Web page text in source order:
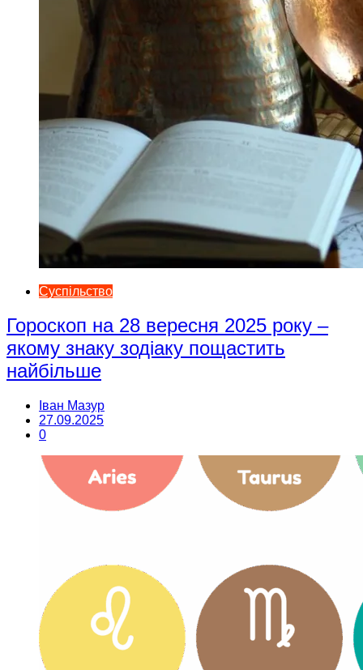
Суспільство
Гороскоп на 28 вересня 2025 року –
якому знаку зодіаку пощастить
найбільше
Іван Мазур
27.09.2025
0